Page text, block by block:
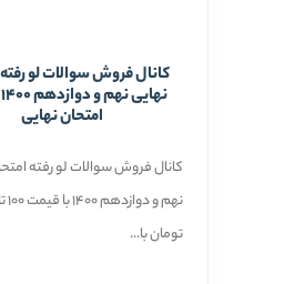
کانال فروش سوالات لو
امتحان نهایی
کانال فروش سوالات لو رفته
تومان با...